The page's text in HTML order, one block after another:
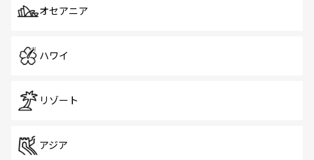
オセアニア
ハワイ
リゾート
アジア